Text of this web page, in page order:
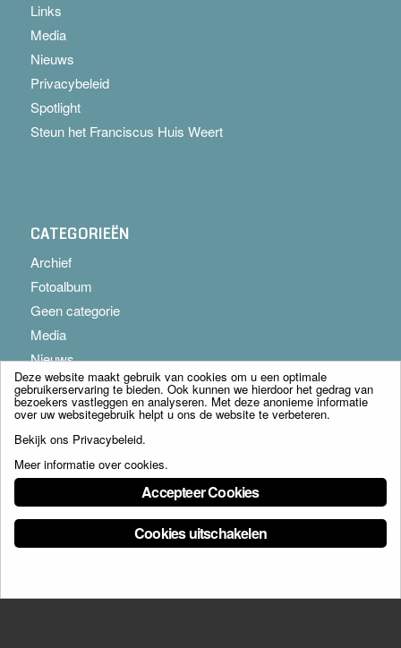
Links
Media
Nieuws
Privacybeleid
Spotlight
Steun het Franciscus Huis Weert
CATEGORIEËN
Archief
Fotoalbum
Geen categorie
Media
Nieuws
© Copyright - Franciscus Huis Weert B.V. - webdesign:
Deze website maakt gebruik van cookies om u een optimale
gebruikerservaring te bieden. Ook kunnen we hierdoor het gedrag van
bezoekers vastleggen en analyseren. Met deze anonieme informatie
over uw websitegebruik helpt u ons de website te verbeteren.
Bekijk ons Privacybeleid.
Meer informatie over cookies.
Accepteer Cookies
Cookies uitschakelen